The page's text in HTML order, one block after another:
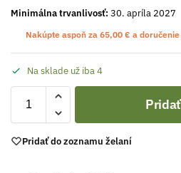
Minimálna trvanlivosť: 30. apríla 2027
Nakúpte aspoň za 65,00 € a
Na sklade už iba 4
Pridať do zoznamu želaní